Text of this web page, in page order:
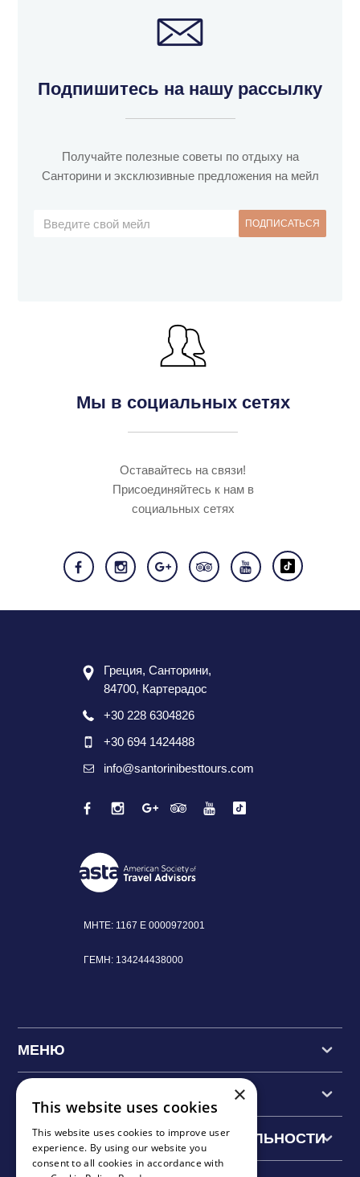
Подпишитесь на нашу рассылку
Получайте полезные советы по отдыху на
Санторини и эксклюзивные предложения на мейл
Мы в социальных сетях
Оставайтесь на связи!
Присоединяйтесь к нам в
социальных сетях
Греция, Санторини,
84700, Картерадос
+30 228 6304826
+30 694 1424488
info@santorinibesttours.com
MHTE: 1167 Ε 0000972001
ΓΕΜΗ: 134244438000
МЕНЮ
ОСНОВНЫЕ ДОСТОПРИМЕЧАТЕЛЬНОСТИ
×
This website uses cookies
This website uses cookies to improve user
experience. By using our website you
consent to all cookies in accordance with